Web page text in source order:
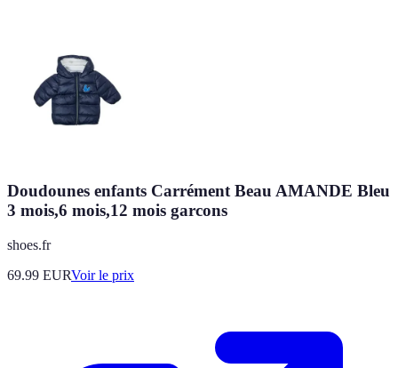
Doudounes enfants Carrément Beau AMANDE Bleu
3 mois,6 mois,12 mois garcons
shoes.fr
69.99 EURVoir le prix